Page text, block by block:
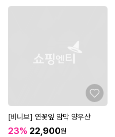
[비니브] 연꽃잎 암막 양우산
23% 22,900원